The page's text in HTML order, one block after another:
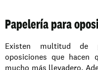
Papelería para
Existen multitud de
oposiciones que
mucho más llevadero.